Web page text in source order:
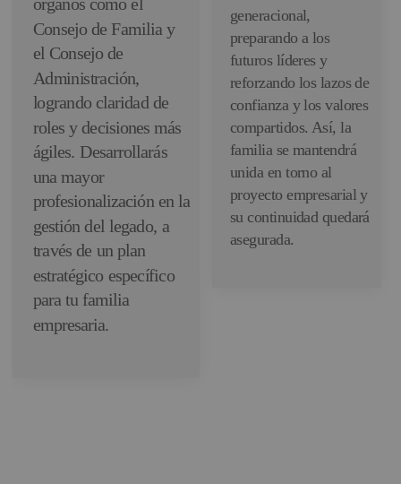
Consejo de Familia y
el Consejo de
Administración,
logrando claridad de
roles y decisiones más
ágiles. Desarrollarás
una mayor
profesionalización en la
gestión del legado, a
través de un plan
estratégico específico
para tu familia
empresaria.
generacional,
preparando a los
futuros líderes y
reforzando los lazos de
confianza y los valores
compartidos. Así, la
familia se mantendrá
unida en torno al
proyecto empresarial y
su continuidad quedará
asegurada.